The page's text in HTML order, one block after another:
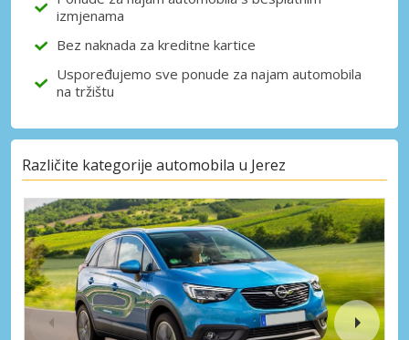
izmjenama
Bez naknada za kreditne kartice
Uspoređujemo sve ponude za najam automobila
na tržištu
Različite kategorije automobila u Jerez